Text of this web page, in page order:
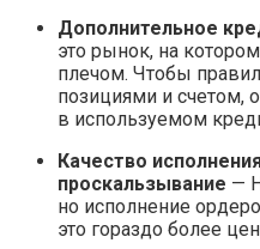
Дополнительное
это рынок, на
плечом. Чтобы
позициями и счетом,
в используемом
Качество
проскальзывание —
но исполнение
это гораздо более